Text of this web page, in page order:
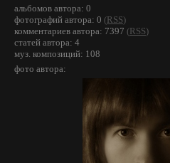
альбомов автора: 0
фотографий автора: 0 (RSS)
комментариев автора: 7397 (RSS)
статей автора: 4
муз. композиций: 108
фото автора: